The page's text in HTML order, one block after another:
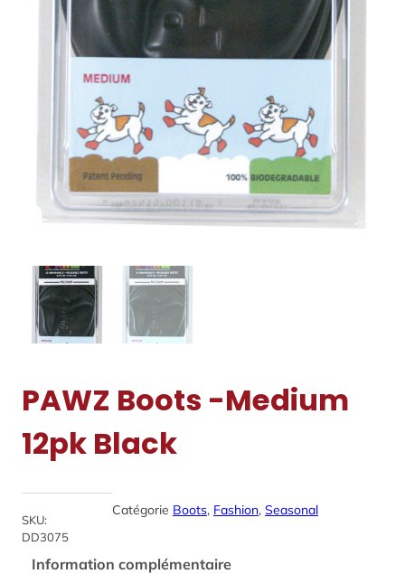
PAWZ Boots -Medium
12pk Black
SKU:
DD3075
Catégorie Boots, Fashion, Seasonal
Information complémentaire